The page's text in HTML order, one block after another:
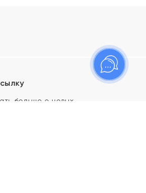
больше о новых